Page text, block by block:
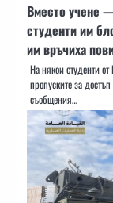
Вместо учене
студенти им
им връчиха
На някои студенти
пропуските за
съобщения…